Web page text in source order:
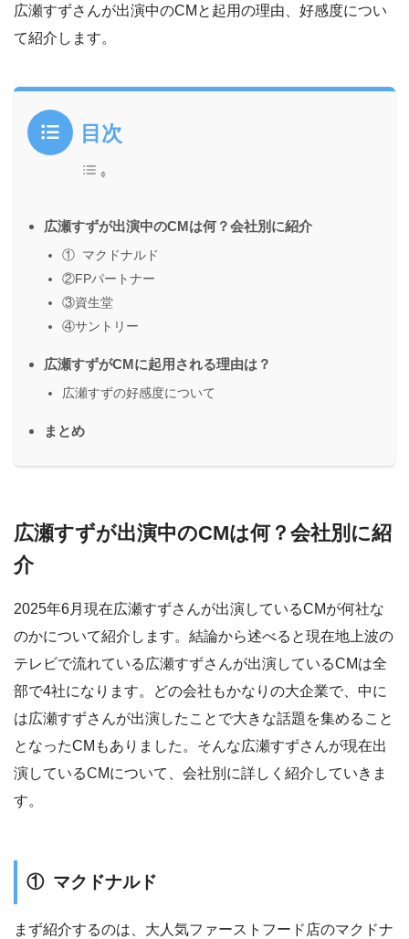
広瀬すずさんが出演中のCMと起用の理由、好感度につい
て紹介します。
目次
広瀬すずが出演中のCMは何？会社別に紹介
① マクドナルド
②FPパートナー
③資生堂
④サントリー
広瀬すずがCMに起用される理由は？
広瀬すずの好感度について
まとめ
広瀬すずが出演中のCMは何？会社別に紹
介
2025年6月現在広瀬すずさんが出演しているCMが何社な
のかについて紹介します。結論から述べると現在地上波の
テレビで流れている広瀬すずさんが出演しているCMは全
部で4社になります。どの会社もかなりの大企業で、中に
は広瀬すずさんが出演したことで大きな話題を集めること
となったCMもありました。そんな広瀬すずさんが現在出
演しているCMについて、会社別に詳しく紹介していきま
す。
① マクドナルド
まず紹介するのは、大人気ファーストフード店のマクドナ